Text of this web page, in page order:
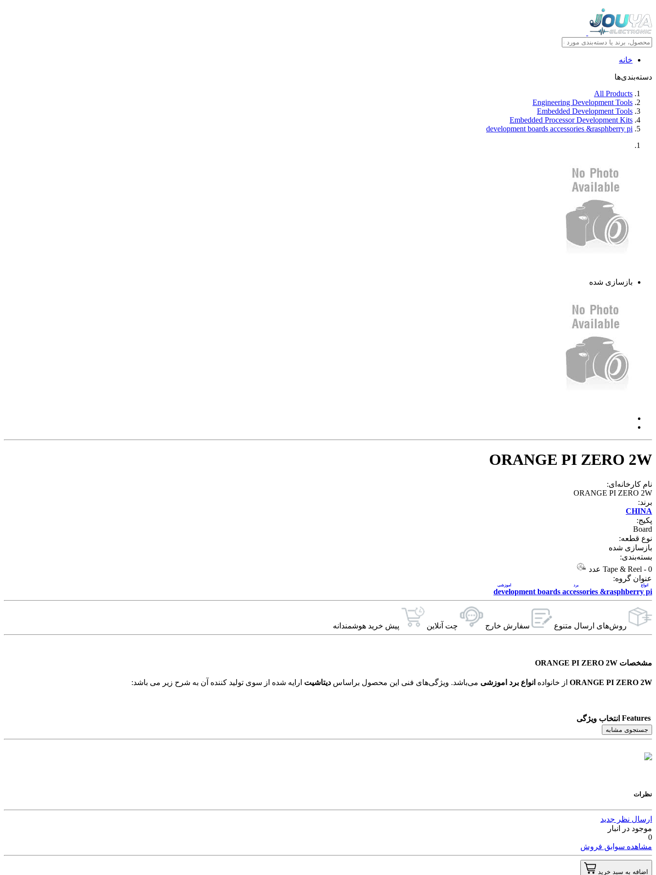
خانه
دسته‌بندی‌ها
All Products
Engineering Development Tools
Embedded Development Tools
Embedded Processor Development Kits
development boards accessories &rasphberry pi
بازسازی شده
ORANGE PI ZERO 2W
نام کارخانه‌ای:
ORANGE PI ZERO 2W
برند:
CHINA
پکیج:
Board
نوع قطعه:
بازسازی شده
بسته‌بندی:
Tape & Reel - 0 عدد
عنوان گروه:
development boards accessories &rasphberry pi
انواع برد اموزشی
روش‌های ارسال‌ متنوع سفارش خارج چت آنلاین پیش خرید هوشمندانه
مشخصات ORANGE PI ZERO 2W
ORANGE PI ZERO 2W از خانواده انواع برد اموزشی دیتاشیت ارایه شده از سوی تولید کننده آن به شرح زیر می باشد:
Features انتخاب ویژگی
جستجوی مشابه
نظرات
ارسال نظر جدید
موجود در انبار
0
مشاهده سوابق فروش
اضافه به سبد خرید